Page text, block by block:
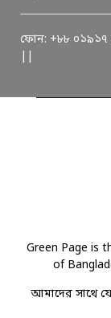
ফোন: +৮৮ ০১৯১৭
Green Page is
of
আমাদের সাথে